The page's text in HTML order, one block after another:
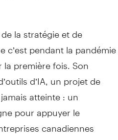
la stratégie et de
c’est pendant la pandémie
première fois. Son
d’IA, un projet de
atteinte : un
pour appuyer le
canadiennes